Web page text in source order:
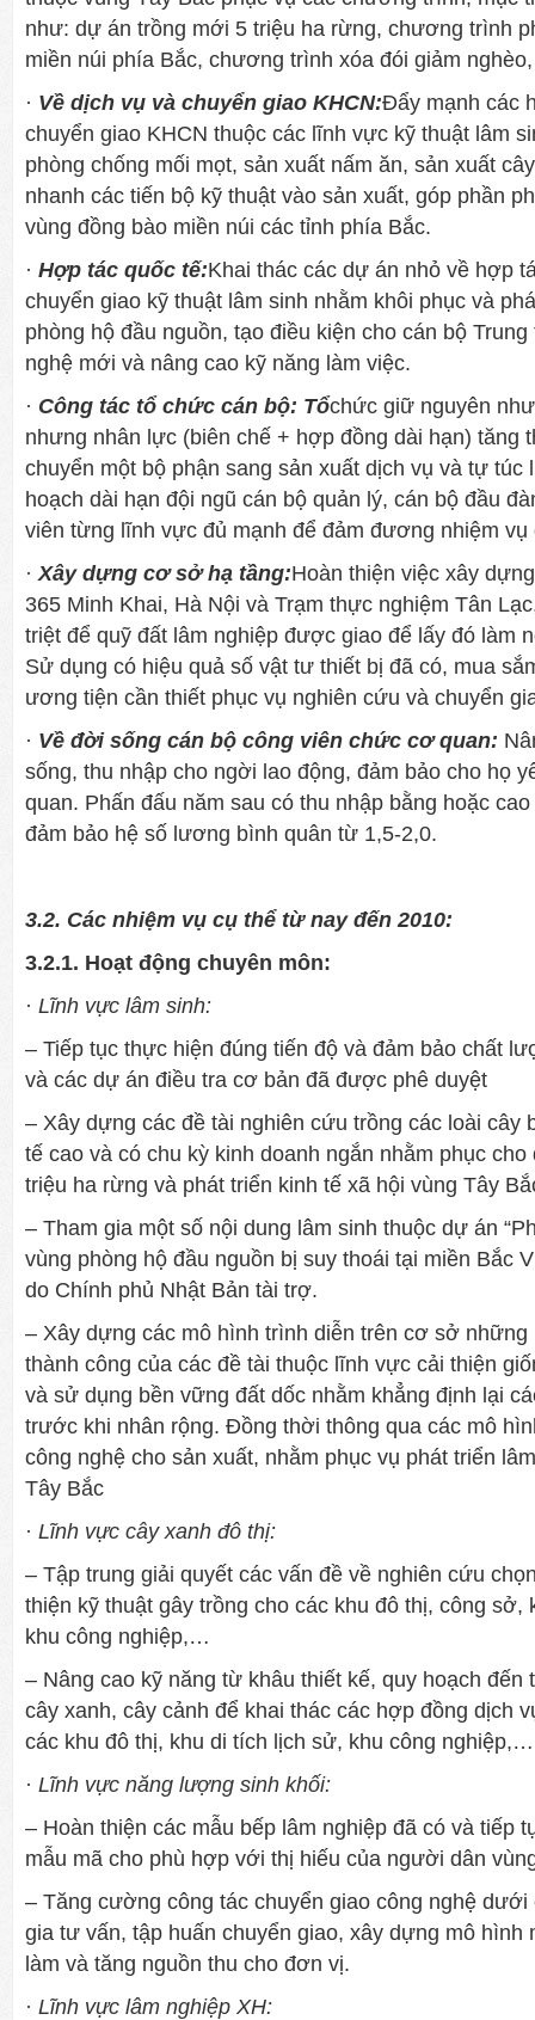
như­: dự án trồng mới 5 triệu ha rừng, ch­ương trình
miền núi phía Bắc, ch­ương trình xóa đói giảm
· Về dịch vụ và chuyển giao KHCN:Đẩy mạnh các
chuyển giao KHCN thuộc các lĩnh vực kỹ thuật lâm
phòng chống mối mọt, sản xuất nấm ăn, sản xuất
nhanh các tiến bộ kỹ thuật vào sản xuất, góp phần
vùng đồng bào miền núi các tỉnh phía Bắc.
· Hợp tác quốc tế:Khai thác các dự án nhỏ về hợp
chuyển giao kỹ thuật lâm sinh nhằm khôi phục và
phòng hộ đầu nguồn, tạo điều kiện cho cán bộ
nghệ mới và nâng cao kỹ năng làm việc.
· Công tác tổ chức cán bộ: Tổchức giữ nguyên
nh­ưng nhân lực (biên chế + hợp đồng dài hạn) tăng
chuyển một bộ phận sang sản xuất dịch vụ và tự túc
hoạch dài hạn đội ngũ cán bộ quản lý, cán bộ đầu
viên từng lĩnh vực đủ mạnh để đảm đ­ương nhiệm
·Xây dựng cơ sở hạ tầng:Hoàn thiện việc xây
365 Minh Khai, Hà Nội và Trạm thực nghiệm Tân
triệt để quỹ đất lâm nghiệp đ­ược giao để lấy đó làm
Sử dụng có hiệu quả số vật t­ư thiết bị đã có, mua
ương tiện cần thiết phục vụ nghiên cứu và chuyển
· Về đời sống cán bộ công viên chức cơ quan:
sống, thu nhập cho ng­ời lao động, đảm bảo cho họ
quan. Phấn đấu năm sau có thu nhập bằng hoặc
đảm bảo hệ số l­ương bình quân từ 1,5-2,0.
3.2. Các nhiệm vụ cụ thể từ nay đến 2010:
3.2.1. Hoạt động chuyên môn:
· Lĩnh vực lâm sinh:
– Tiếp tục thực hiện đúng tiến độ và đảm bảo chất
và các dự án điều tra cơ bản đã đ­ược phê duyệt
– Xây dựng các đề tài nghiên cứu trồng các loài cây
tế cao và có chu kỳ kinh doanh ngắn nhằm phục
triệu ha rừng và phát triển kinh tế xã hội vùng Tây
– Tham gia một số nội dung lâm sinh thuộc dự án
vùng phòng hộ đầu nguồn bị suy thoái tại miền Bắc
do Chính phủ Nhật Bản tài trợ.
– Xây dựng các mô hình trình diễn trên cơ sở những
thành công của các đề tài thuộc lĩnh vực cải thiện
và sử dụng bền vững đất dốc nhằm khẳng định lại
tr­ước khi nhân rộng. Đồng thời thông qua các mô
công nghệ cho sản xuất, nhằm phục vụ phát triển
Tây Bắc
· Lĩnh vực cây xanh đô thị:
– Tập trung giải quyết các vấn đề về nghiên cứu
thiện kỹ thuật gây trồng cho các khu đô thị, công sở,
khu công nghiệp,…
– Nâng cao kỹ năng từ khâu thiết kế, quy hoạch đến
cây xanh, cây cảnh để khai thác các hợp đồng dịch
các khu đô thị, khu di tích lịch sử, khu công nghiệp,…
· Lĩnh vực năng lư­ợng sinh khối:
– Hoàn thiện các mẫu bếp lâm nghiệp đã có và tiếp
mẫu mã cho phù hợp với thị hiếu của ng­ười dân
– Tăng c­ường công tác chuyển giao công nghệ
gia tư­ vấn, tập huấn chuyển giao, xây dựng mô
làm và tăng nguồn thu cho đơn vị.
· Lĩnh vực lâm nghiệp XH: